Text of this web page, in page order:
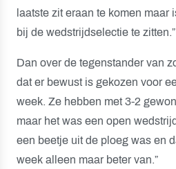
laatste zit eraan te komen maar
bij de wedstrijdselectie te zitten.”
Dan over de tegenstander van
dat er bewust is gekozen voor
week. Ze hebben met 3-2
maar het was een open
een beetje uit de ploeg was en
week alleen maar beter van.”